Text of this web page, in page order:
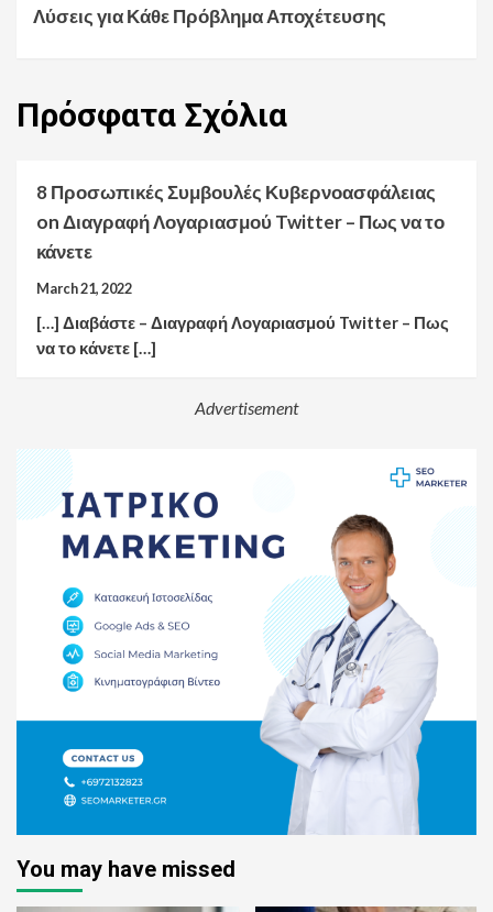
Λύσεις για Κάθε Πρόβλημα Αποχέτευσης
Πρόσφατα Σχόλια
8 Προσωπικές Συμβουλές Κυβερνοασφάλειας
onΔιαγραφή Λογαριασμού Twitter – Πως να το
κάνετε
March 21, 2022
[…] Διαβάστε – Διαγραφή Λογαριασμού Twitter – Πως
να το κάνετε […]
Advertisement
You may have missed